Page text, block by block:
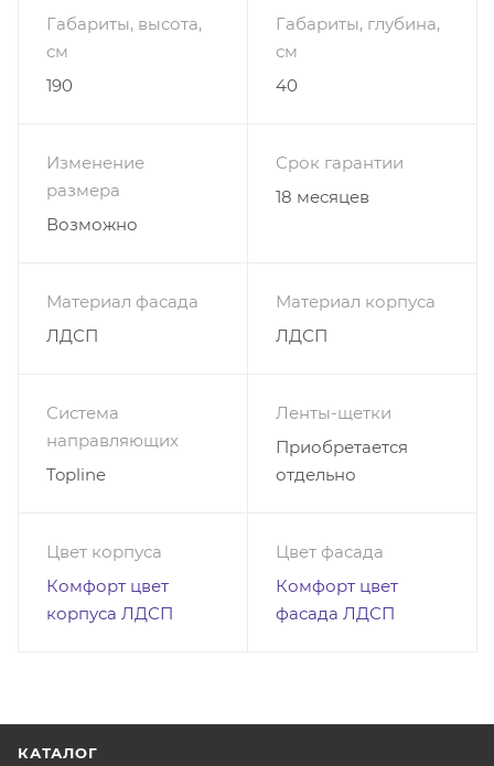
Лучший-4 можно прямо сейчас у нас на сайте.
Габариты, высота,
см
190
Габариты, глубина,
см
40
Изменение
размера
Возможно
Срок гарантии
18 месяцев
Материал фасада
ЛДСП
Материал корпуса
ЛДСП
Система
направляющих
Topline
Ленты-щетки
Приобретается
отдельно
Цвет корпуса
Комфорт цвет
корпуса ЛДСП
Цвет фасада
Комфорт цвет
фасада ЛДСП
КАТАЛОГ